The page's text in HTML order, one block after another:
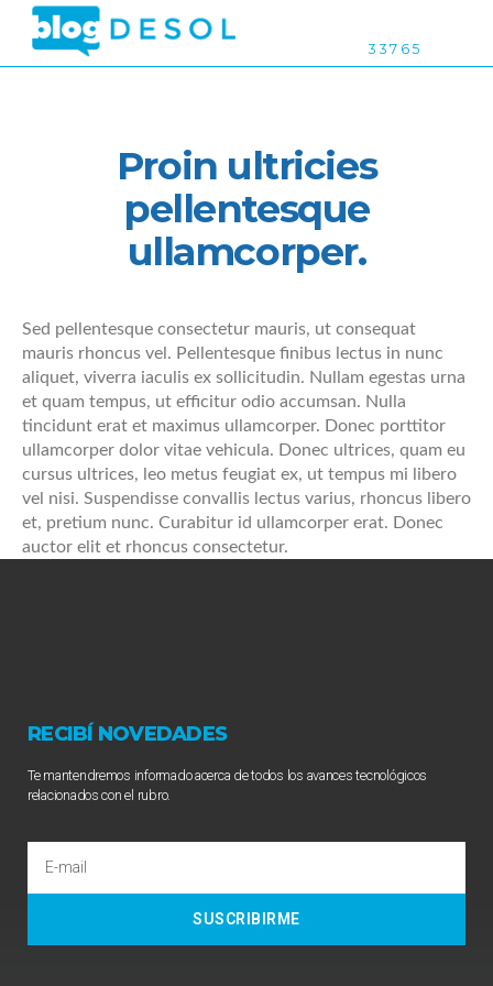
3 3 7 6 5
Proin ultricies
pellentesque
ullamcorper.
Sed pellentesque consectetur mauris, ut consequat
mauris rhoncus vel. Pellentesque finibus lectus in nunc
aliquet, viverra iaculis ex sollicitudin. Nullam egestas urna
et quam tempus, ut efficitur odio accumsan. Nulla
tincidunt erat et maximus ullamcorper. Donec porttitor
ullamcorper dolor vitae vehicula. Donec ultrices, quam eu
cursus ultrices, leo metus feugiat ex, ut tempus mi libero
vel nisi. Suspendisse convallis lectus varius, rhoncus libero
et, pretium nunc. Curabitur id ullamcorper erat. Donec
auctor elit et rhoncus consectetur.
RECIBÍ NOVEDADES
Te mantendremos informado acerca de todos los avances tecnológicos
relacionados con el rubro.
SUSCRIBIRME